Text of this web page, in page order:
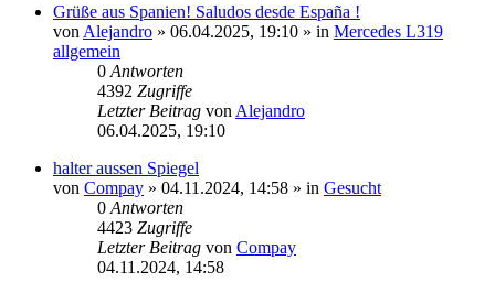
Grüße aus Spanien! Saludos desde España !
von Alejandro » 06.04.2025, 19:10 » in Mercedes L319
allgemein
0 Antworten
4392 Zugriffe
Letzter Beitrag von Alejandro
06.04.2025, 19:10
halter aussen Spiegel
von Compay » 04.11.2024, 14:58 » in Gesucht
0 Antworten
4423 Zugriffe
Letzter Beitrag von Compay
04.11.2024, 14:58